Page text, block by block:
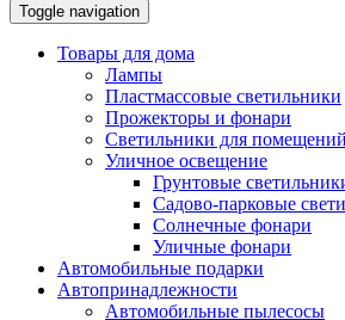
Toggle navigation
Товары для дома
Лампы
Пластмассовые светильники
Прожекторы и фонари
Светильники для помещений
Уличное освещение
Грунтовые
Садово-парковые
Солнечные фонари
Уличные фонари
Автомобильные подарки
Автопринадлежности
Автомобильные пылесосы